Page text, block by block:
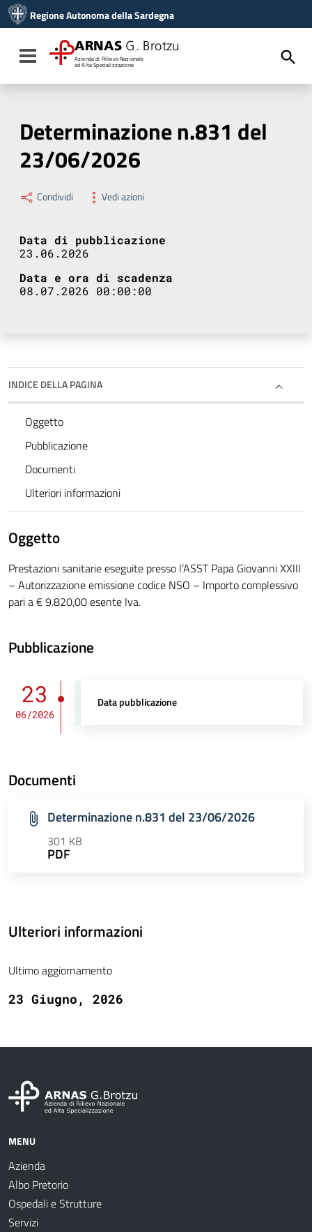
Vai al menu di navigazione
Vai al footer
Regione Autonoma della Sardegna
Toggle navigation
ARNAS G. Brotzu
Azienda di Rilievo Nazionale
ed Alta Specializzazione
Determinazione n.831 del
23/06/2026
Condividi Vedi azioni
Data di pubblicazione
23.06.2026
Data e ora di scadenza
08.07.2026 00:00:00
INDICE DELLA PAGINA
Oggetto
Pubblicazione
Documenti
Ulteriori informazioni
Oggetto
Prestazioni sanitarie eseguite presso l’ASST Papa Giovanni XXIII
– Autorizzazione emissione codice NSO – Importo complessivo
pari a € 9.820,00 esente Iva.
Pubblicazione
23
06/2026
Data pubblicazione
Documenti
Determinazione n.831 del 23/06/2026
301 KB
PDF
Ulteriori informazioni
Ultimo aggiornamento
23 Giugno, 2026
MENU
Azienda
Albo Pretorio
Ospedali e Strutture
Servizi